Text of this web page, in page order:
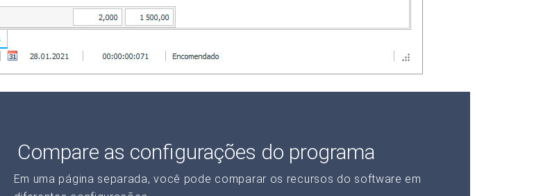
Compare as configurações do programa
Em uma página separada, você pode comparar os recursos do software em